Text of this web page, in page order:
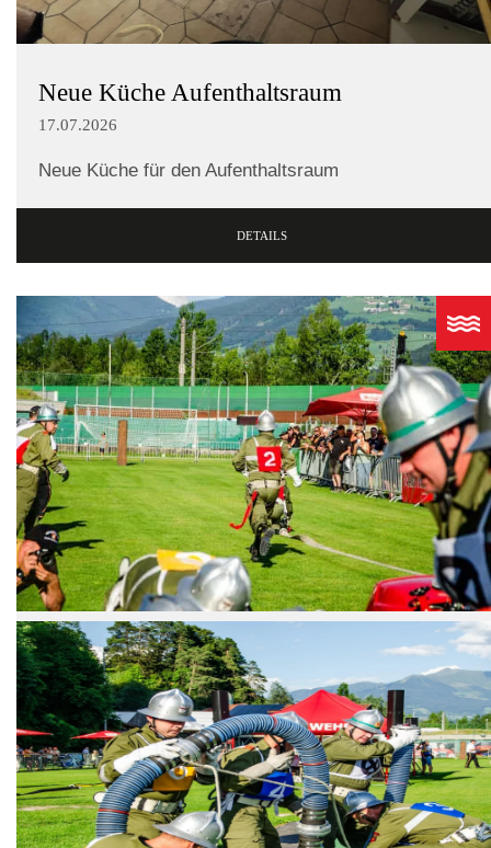
Neue Küche Aufenthaltsraum
17.07.2026
Neue Küche für den Aufenthaltsraum
DETAILS